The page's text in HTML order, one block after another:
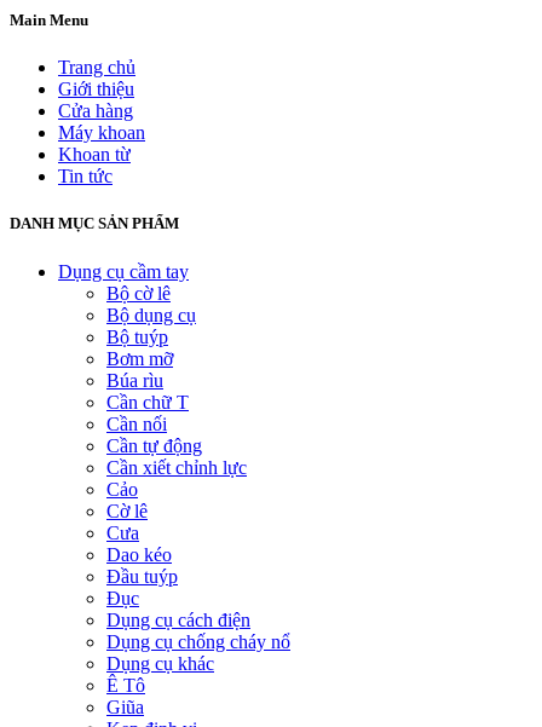
Main Menu
Trang chủ
Giới thiệu
Cửa hàng
Máy khoan
Khoan từ
Tin tức
DANH MỤC SẢN PHẨM
Dụng cụ cầm tay
Bộ cờ lê
Bộ dụng cụ
Bộ tuýp
Bơm mỡ
Búa rìu
Cần chữ T
Cần nối
Cần tự động
Cần xiết chỉnh lực
Cảo
Cờ lê
Cưa
Dao kéo
Đầu tuýp
Đục
Dụng cụ cách điện
Dụng cụ chống cháy nổ
Dụng cụ khác
Ê Tô
Giũa